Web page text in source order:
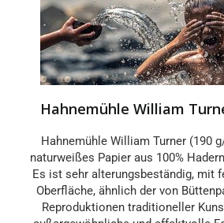
Hahnemühle William
Hahnemühle William Turner (190
naturweißes Papier aus 100%
Es ist sehr alterungsbeständig, mit
Oberfläche, ähnlich der von
Reproduktionen traditioneller